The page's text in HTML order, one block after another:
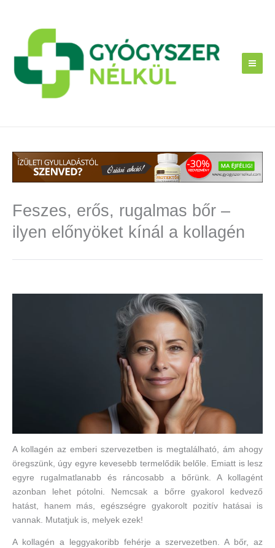
Feszes, erős, rugalmas bőr –
ilyen előnyöket kínál a kollagén
A kollagén az emberi szervezetben is megtalálható, ám ahogy
öregszünk, úgy egyre kevesebb termelődik belőle. Emiatt is lesz
egyre rugalmatlanabb és ráncosabb a bőrünk. A kollagént
azonban lehet pótolni. Nemcsak a bőrre gyakorol kedvező
hatást, hanem más, egészségre gyakorolt pozitív hatásai is
vannak. Mutatjuk is, melyek ezek!
A kollagén a leggyakoribb fehérje a szervezetben. A bőr, az